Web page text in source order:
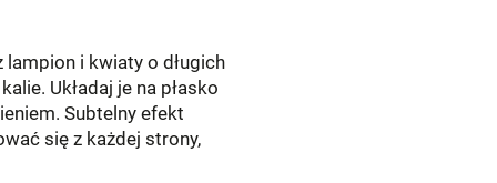
i kwiaty o długich
Układaj je na płasko
Subtelny efekt
się z każdej strony,